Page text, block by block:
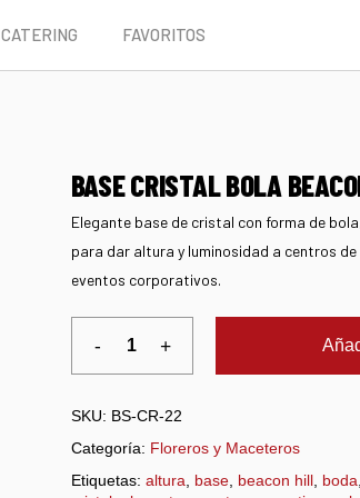
CATERING FAVORITOS
BASE CRISTAL BOLA
Elegante base de cristal con forma de bola,
para dar altura y luminosidad a centros
eventos corporativos.
SKU: BS-CR-22
Categoría: Floreros y Maceteros
Etiquetas: altura base, beacon hill, boda